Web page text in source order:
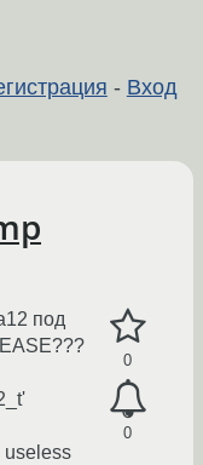
- Вход
0
0
под
useless